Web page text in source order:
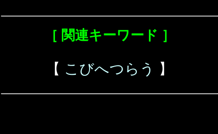
［ 関連キーワード ］
【 こびへつらう 】